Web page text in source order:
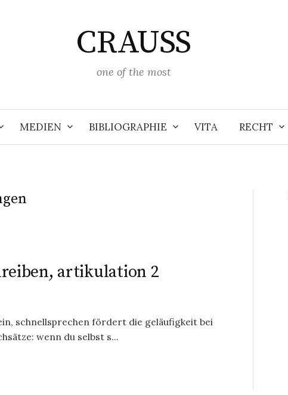
CRAUSS
one of the most
MEDIEN BIBLIOGRAPHIE VITA RECHT
artikulation 2
schnellsprechen fördert die geläufigkeit bei
wenn du selbst s...